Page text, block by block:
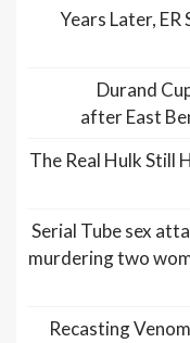
24 Years Later,
Durand
after East
The Real Hulk Still
Serial Tube sex
murdering two
Recasting